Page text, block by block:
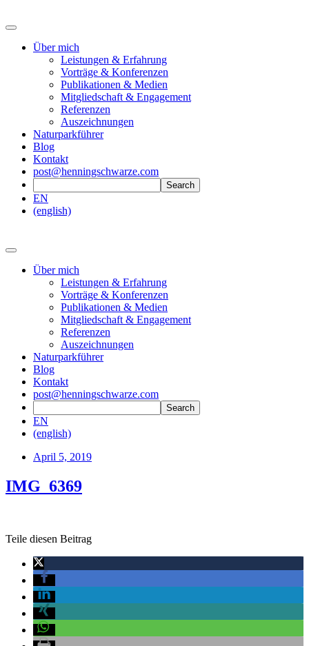
Über mich
Leistungen & Erfahrung
Vorträge & Konferenzen
Publikationen & Medien
Mitgliedschaft & Engagement
Referenzen
Auszeichnungen
Naturparkführer
Blog
Kontakt
post@henningschwarze.com
EN
(english)
Über mich
Leistungen & Erfahrung
Vorträge & Konferenzen
Publikationen & Medien
Mitgliedschaft & Engagement
Referenzen
Auszeichnungen
Naturparkführer
Blog
Kontakt
post@henningschwarze.com
EN
(english)
April 5, 2019
IMG_6369
Teile diesen Beitrag